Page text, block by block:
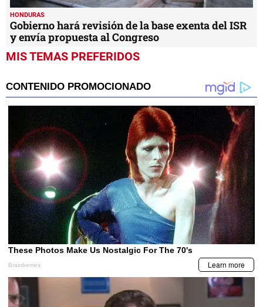
HONDURAS
Gobierno hará revisión de la base exenta del ISR
y envía propuesta al Congreso
MIS TEMAS PREFERIDOS